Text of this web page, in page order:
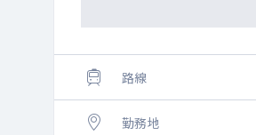
路線
勤務地